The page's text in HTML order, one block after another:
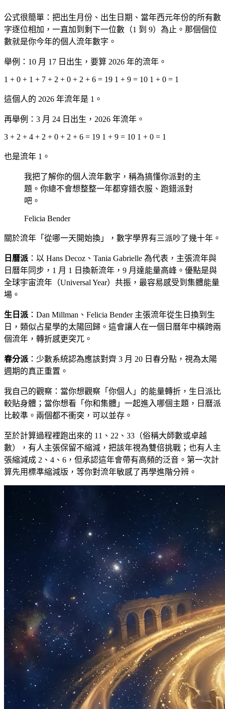
公式很簡單：把出生月份、出生日期、當年西元年份的所有數
字逐位相加，一直加到剩下一位數（1 到 9）為止。那個個位
數就是你今年的個人流年數字。
舉例：10 月 17 日出生，要算 2026 年的流年。
1 + 0 + 1 + 7 + 2 + 0 + 2 + 6 = 19 1 + 9 = 10 1 + 0 = 1
這個人的 2026 年流年是 1。
再舉例：3 月 24 日出生，2026 年流年。
3 + 2 + 4 + 2 + 0 + 2 + 6 = 19 1 + 9 = 10 1 + 0 = 1
也是流年 1。
我把了解你的個人流年數字，稱為搞懂你派對的主
題。你總不會想整整一年都穿錯衣服、跑錯派對
吧。
Felicia Bender
關於流年「從哪一天開始換」，數字學界有三派吵了幾十年。
日曆派 ：以 Hans Decoz、Tania Gabrielle 為代表，主張流年與
日曆年同步，1 月 1 日換新流年，9 月達能量高峰。優點是與
全球宇宙流年（Universal Year）共振，最容易感受到集體能量
場。
生日派 ：Dan Millman、Felicia Bender 主張流年從生日換到生
日，類似占星學的太陽回歸。這會讓人在一個日曆年中橫跨兩
個流年，轉折感更突兀。
春分派 ：少數系統認為應該對齊 3 月 20 日春分點，視為太陽
週期的真正重置。
我自己的觀察：當你想觀察「你個人」的能量轉折，生日派比
較貼身體；當你想看「你和集體」一起進入哪個主題，日曆派
比較準。兩個都不衝突，可以並存。
至於計算過程裡跑出來的 11、22、33（俗稱大師數或卓越
數），有人主張保留不縮減，把該年視為雙倍挑戰；也有人主
張縮減成 2、4、6，但承認這年會帶有高頻的泛音。第一次計
算先用標準縮減版，等你對流年敏感了再學進階分辨。